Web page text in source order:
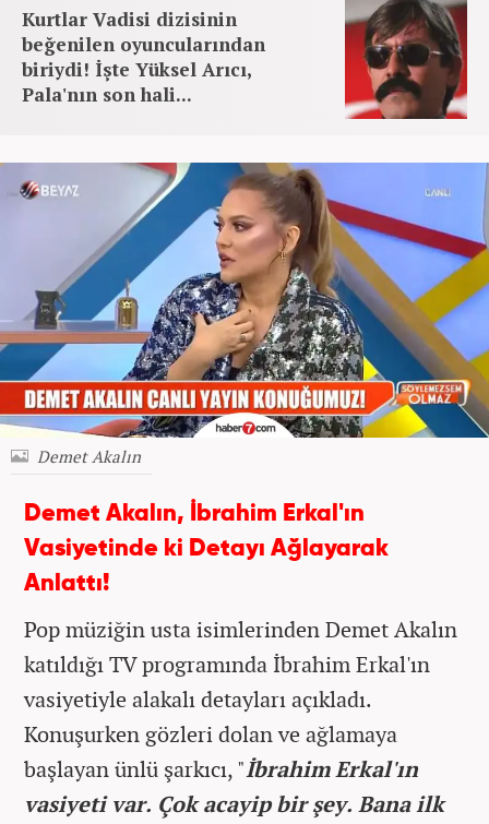
Kurtlar Vadisi dizisinin
beğenilen oyuncularından
biriydi! İşte Yüksel Arıcı,
Pala'nın son hali...
Demet Akalın
Demet Akalın, İbrahim Erkal'ın
Vasiyetinde ki Detayı Ağlayarak
Anlattı!
Pop müziğin usta isimlerinden Demet Akalın
katıldığı TV programında İbrahim Erkal'ın
vasiyetiyle alakalı detayları açıkladı.
Konuşurken gözleri dolan ve ağlamaya
başlayan ünlü şarkıcı, "İbrahim Erkal'ın
vasiyeti var. Çok acayip bir şey. Bana ilk